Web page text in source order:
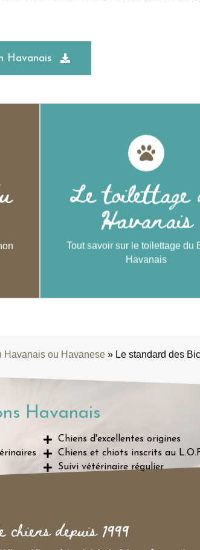
Havanais
et
Le
Havanais
Tout savoir sur le toilettage du
Havanais
Le toilettage
Havanais
Le Bichon Havanais est un chien
et soyeux. Son toilettage est un
important mais aussi privilégié
Découvrez le toilettage du
Havanais ou Havanese » Le standard des
Havanais
Chiens d'excellentes origines
Chiens et chiots inscrits au
Suivi vétérinaire régulier
chiens depuis 1999